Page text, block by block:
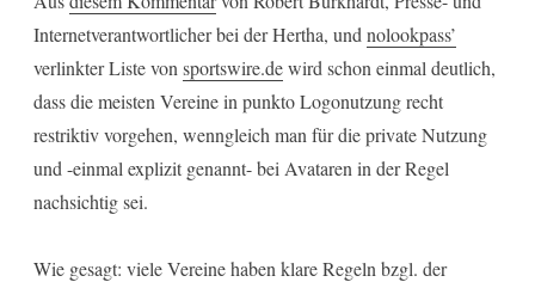
Internetverantwortlicher bei der Hertha, und nolookpass’
verlinkter Liste von sportswire.dewird schon einmal deutlich,
dass die meisten Vereine in punkto Logonutzung recht
restriktiv vorgehen, wenngleich man für die private Nutzung
und -einmal explizit genannt- bei Avataren in der Regel
nachsichtig sei.
Wie gesagt: viele Vereine haben klare Regeln bzgl. der